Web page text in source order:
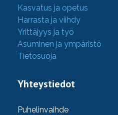
Kasvatus ja opetus
Harrasta ja viihdy
Yrittäjyys ja työ
Asuminen ja ympäristö
Tietosuoja
Yhteystiedot
Puhelinvaihde